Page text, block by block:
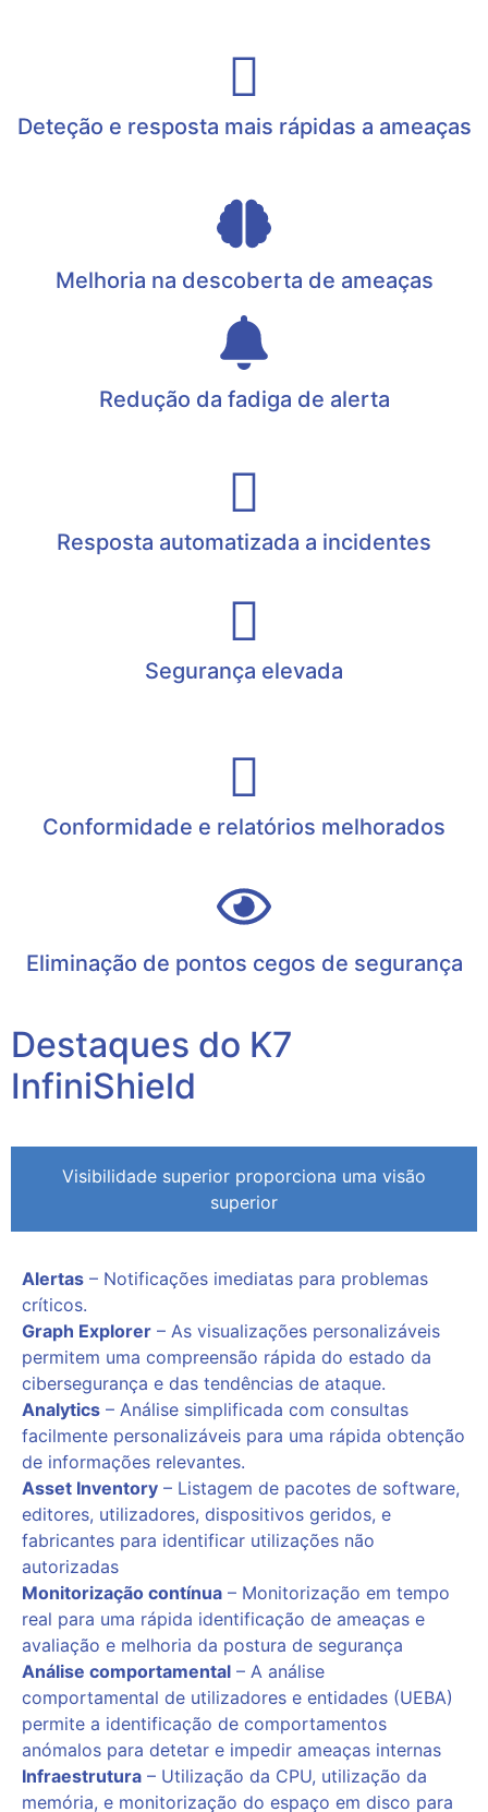
Deteção e resposta mais rápidas a ameaças
Melhoria na descoberta de ameaças
Redução da fadiga de alerta
Resposta automatizada a incidentes
Segurança elevada
Conformidade e relatórios melhorados
Eliminação de pontos cegos de segurança
Destaques do K7
InfiniShield
Visibilidade superior proporciona uma visão
superior
Alertas – Notificações imediatas para problemas
críticos.
Graph Explorer – As visualizações personalizáveis
permitem uma compreensão rápida do estado da
cibersegurança e das tendências de ataque.
Analytics – Análise simplificada com consultas
facilmente personalizáveis para uma rápida obtenção
de informações relevantes.
Asset Inventory – Listagem de pacotes de software,
editores, utilizadores, dispositivos geridos, e
fabricantes para identificar utilizações não
autorizadas
Monitorização contínua – Monitorização em tempo
real para uma rápida identificação de ameaças e
avaliação e melhoria da postura de segurança
Análise comportamental – A análise
comportamental de utilizadores e entidades (UEBA)
permite a identificação de comportamentos
anómalos para detetar e impedir ameaças internas
Infraestrutura – Utilização da CPU, utilização da
memória, e monitorização do espaço em disco para